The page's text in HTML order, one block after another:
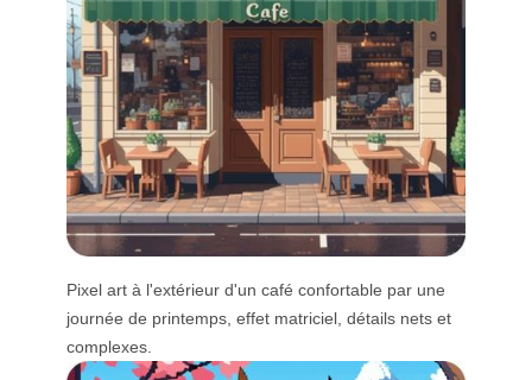
Pixel art à l'extérieur d'un café confortable par une
journée de printemps, effet matriciel, détails nets et
complexes.